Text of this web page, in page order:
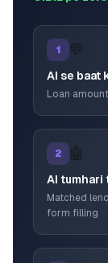
1 💬
AI se baat
Loan
2 🤖
AI tumhari
Matched
form filling